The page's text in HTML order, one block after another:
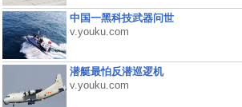
中国一黑科技武器问世
v.youku.com
潜艇最怕反潜巡逻机
v.youku.com